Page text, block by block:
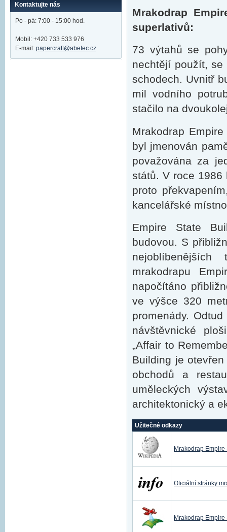
Mrakodrap
superlativů:
73 výtahů se
nechtějí použít,
schodech. Uvnitř
mil vodního
stačilo na
Mrakodrap
byl jmenován
považována za
států. V roce 1986
proto
kancelářské
Empire State
budovou. S
mrakodrapu
napočítáno
ve výšce 320
promenády.
návštěvnické
„Affair to
Building je
obchodů a
uměleckých
architektonický a
Užitečné odkazy
Mrakodrap
Oficiální stránky
Mrakodrap
Kontaktujte nás
Po - pá: 7:00 - 15:00 hod.
Mobil: +420 733 533 976
E-mail: papercraft@abetec.cz